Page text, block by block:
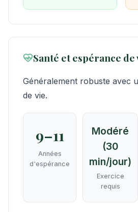
Santé et espérance de
Généralement robuste avec
de vie.
9–11
Années
d'espérance
Modéré
(30
min/jour)
Exercice
requis